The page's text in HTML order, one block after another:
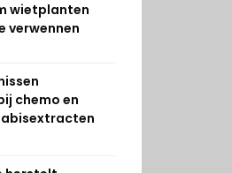
wietplanten
verwennen
chemo en